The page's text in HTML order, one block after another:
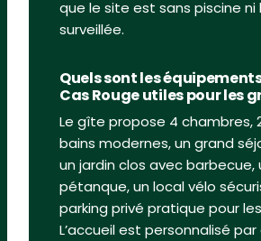
que le site est sans piscine
surveillée.
Quels sont les
Cas Rouge utiles pour les
Le gîte propose 4 chambres,
bains modernes, un grand
un jardin clos avec barbecue,
pétanque, un local vélo
parking privé pratique pour
L’accueil est personnalisé par